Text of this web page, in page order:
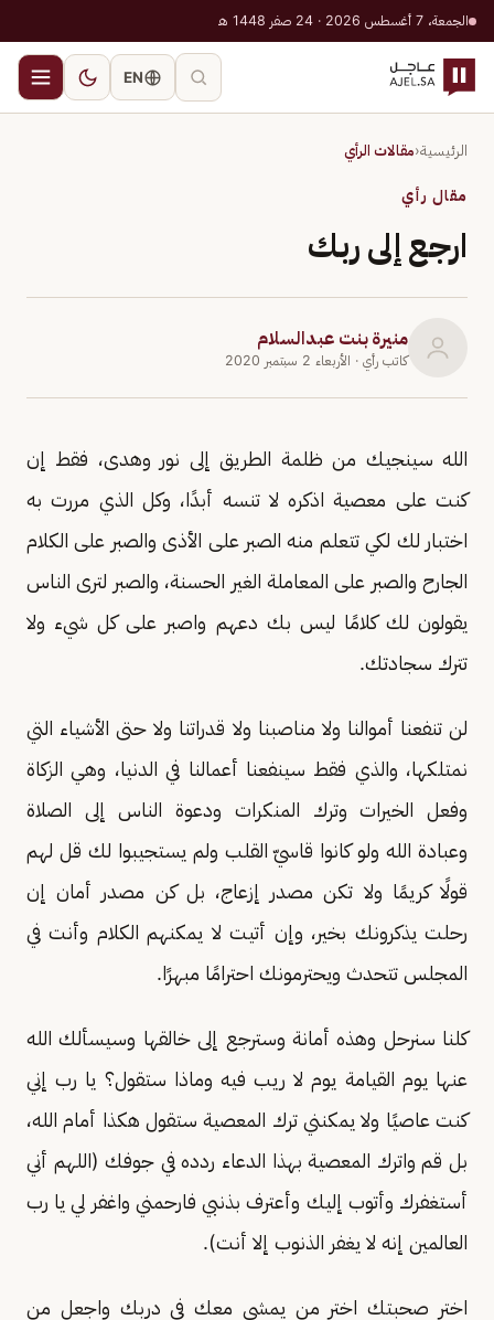
الجمعة، 7 أغسطس 2026 · 24 صفر 1448 هـ
EN
الرئيسية‹مقالات الرأي
مقال رأي
ارجع إلى ربك
منيرة بنت عبدالسلام
كاتب رأي · الأربعاء 2 سبتمبر 2020
الله سينجيك من ظلمة الطريق إلى نور وهدى، فقط إن
كنت على معصية اذكره لا تنسه أبدًا، وكل الذي مررت به
اختبار لك لكي تتعلم منه الصبر على الأذى والصبر على الكلام
الجارح والصبر على المعاملة الغير الحسنة، والصبر لترى الناس
يقولون لك كلامًا ليس بك دعهم واصبر على كل شيء ولا
تترك سجادتك.
لن تنفعنا أموالنا ولا مناصبنا ولا قدراتنا ولا حتى الأشياء التي
نمتلكها، والذي فقط سينفعنا أعمالنا في الدنيا، وهي الزكاة
وفعل الخيرات وترك المنكرات ودعوة الناس إلى الصلاة
وعبادة الله ولو كانوا قاسيّ القلب ولم يستجيبوا لك قل لهم
قولًا كريمًا ولا تكن مصدر إزعاج، بل كن مصدر أمان إن
رحلت يذكرونك بخير، وإن أتيت لا يمكنهم الكلام وأنت في
المجلس تتحدث ويحترمونك احترامًا مبهرًا.
كلنا سنرحل وهذه أمانة وسترجع إلى خالقها وسيسألك الله
عنها يوم القيامة يوم لا ريب فيه وماذا ستقول؟ يا رب إني
كنت عاصيًا ولا يمكنني ترك المعصية ستقول هكذا أمام الله،
بل قم واترك المعصية بهذا الدعاء ردده في جوفك (اللهم أني
أستغفرك وأتوب إليك وأعترف بذنبي فارحمني واغفر لي يا رب
العالمين إنه لا يغفر الذنوب إلا أنت).
اختر صحبتك اختر من يمشي معك في دربك واجعل من